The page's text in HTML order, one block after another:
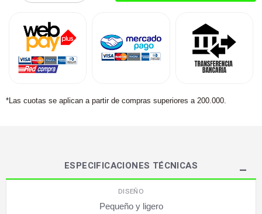
*Las cuotas se aplican a partir de compras superiores a 200.000.
ESPECIFICACIONES TÉCNICAS
DISEÑO
Pequeño y ligero